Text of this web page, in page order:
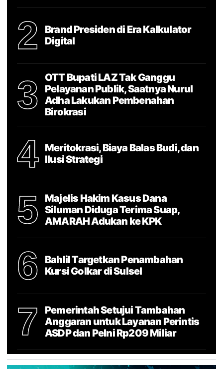
2
Brand Presiden di Era Kalkulator
Digital
3
OTT Bupati LAZ Tak Ganggu
Pelayanan Publik, Saatnya Nurul
Adha Lakukan Pembenahan
Birokrasi
4
Meritokrasi, Biaya Balas Budi, dan
Ilusi Strategi
5
Majelis Hakim Kasus Dana
Siluman Diduga Terima Suap,
AMARAH Adukan ke KPK
6
Bahlil Targetkan Penambahan
Kursi Golkar di Sulsel
7
Pemerintah Setujui Tambahan
Anggaran untuk Layanan Perintis
ASDP dan Pelni Rp209 Miliar